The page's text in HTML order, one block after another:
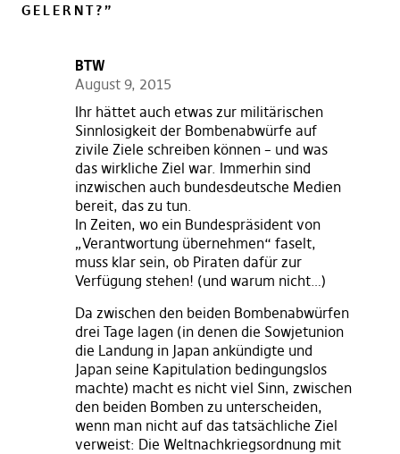
GELERNT?”
BTW
August 9, 2015
Ihr hättet auch etwas zur militärischen
Sinnlosigkeit der Bombenabwürfe auf
zivile Ziele schreiben können – und was
das wirkliche Ziel war. Immerhin sind
inzwischen auch bundesdeutsche Medien
bereit, das zu tun.
In Zeiten, wo ein Bundespräsident von
„Verantwortung übernehmen“ faselt,
muss klar sein, ob Piraten dafür zur
Verfügung stehen! (und warum nicht…)
Da zwischen den beiden Bombenabwürfen
drei Tage lagen (in denen die Sowjetunion
die Landung in Japan ankündigte und
Japan seine Kapitulation bedingungslos
machte) macht es nicht viel Sinn, zwischen
den beiden Bomben zu unterscheiden,
wenn man nicht auf das tatsächliche Ziel
verweist: Die Weltnachkriegsordnung mit